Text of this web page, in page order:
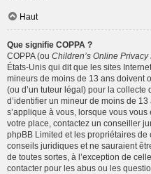
Haut
Que signifie COPPA ?
COPPA (ou Children’s Online Privacy
États-Unis qui dit que les sites
mineurs de moins de 13 ans doivent
(ou d’un tuteur légal) pour la collecte
d’identifier un mineur de moins de
s’applique à vous, lorsque vous
votre place, contactez un conseiller
phpBB Limited et les propriétaires
conseils juridiques et ne sauraient
de toutes sortes, à l’exception de
contacter pour les abus ou les